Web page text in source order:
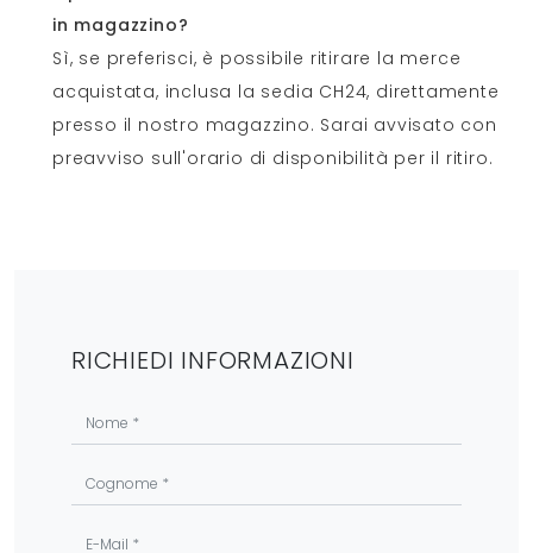
in magazzino?
Sì, se preferisci, è possibile ritirare la merce
acquistata, inclusa la sedia CH24, direttamente
presso il nostro magazzino. Sarai avvisato con
preavviso sull'orario di disponibilità per il ritiro.
RICHIEDI INFORMAZIONI